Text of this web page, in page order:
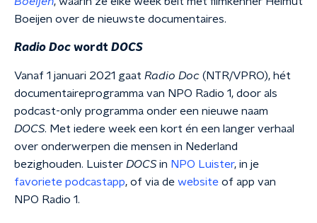
Boeijen over de nieuwste documentaires.
Radio Doc wordt DOCS
Vanaf 1 januari 2021 gaat Radio Doc (NTR/VPRO), hét
documentaireprogramma van NPO Radio 1, door als
podcast-only programma onder een nieuwe naam
DOCS. Met iedere week een kort én een langer verhaal
over onderwerpen die mensen in Nederland
bezighouden. Luister DOCSin NPO Luister, in je
favoriete podcastapp, of via de website of app van
NPO Radio 1.